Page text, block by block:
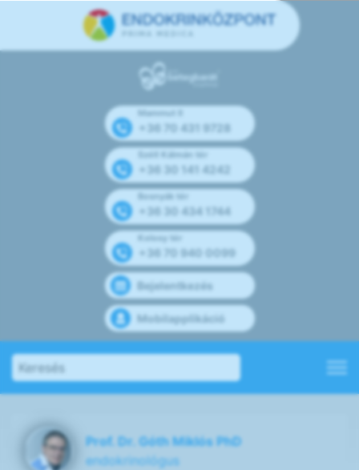
Mammut II
+36 70 431 9728
Széll Kálmán tér
+36 30 141 4242
Bosnyák tér
+36 30 434 1744
Kolosy tér
+36 70 940 0099
Bejelentkezés
Mobilapplikáció
Prof. Dr. Góth Miklós PhD
endokrinológus